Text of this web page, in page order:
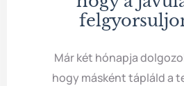
Már két hónapja
hogy másként tápláld a